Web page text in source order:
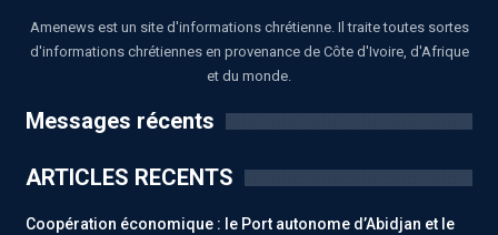
Amenews est un site d'informations chrétienne. Il traite toutes sortes
d'informations chrétiennes en provenance de Côte d'Ivoire, d'Afrique
et du monde.
Messages récents
ARTICLES RECENTS
Coopération économique : le Port autonome d’Abidjan et le